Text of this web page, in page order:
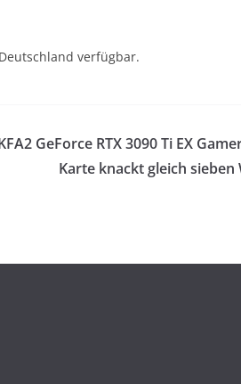
verfügbar.
GeForce RTX 3090 Ti EX
Karte knackt gleich